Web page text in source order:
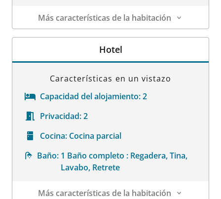
Más características de la habitación
Datos de la habitación
Hotel
Características en un vistazo
Capacidad del alojamiento:2
Privacidad:2
Cocina: Cocina parcial
Baño: 1 Baño completo : Regadera, Tina,
Lavabo, Retrete
Más características de la habitación